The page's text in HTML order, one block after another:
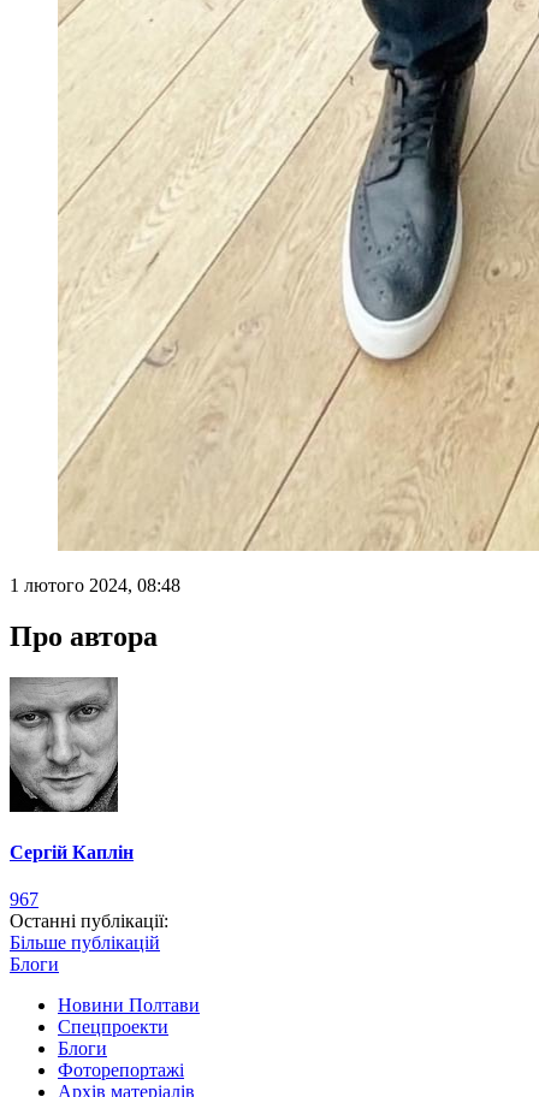
1 лютого 2024, 08:48
Про автора
Сергій Каплін
967
Останні публікації:
Більше публікацій
Блоги
Новини Полтави
Спецпроекти
Блоги
Фоторепортажі
Архів матеріалів